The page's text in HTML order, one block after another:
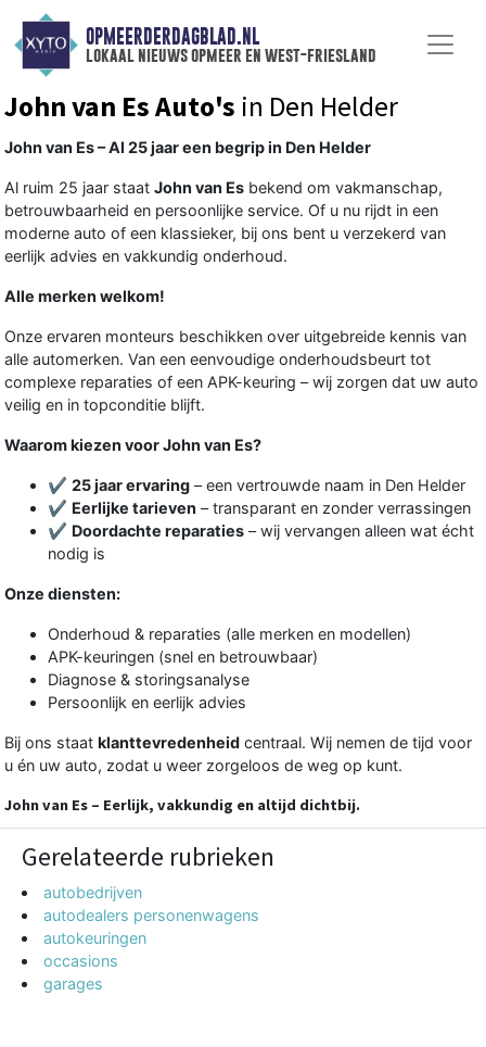
OPMEERDERDAGBLAD.NL
lokaal nieuws opmeer en west-friesland
John van Es Auto's in Den Helder
John van Es – Al 25 jaar een begrip in Den Helder
Al ruim 25 jaar staat John van Es bekend om vakmanschap,
betrouwbaarheid en persoonlijke service. Of u nu rijdt in een
moderne auto of een klassieker, bij ons bent u verzekerd van
eerlijk advies en vakkundig onderhoud.
Alle merken welkom!
Onze ervaren monteurs beschikken over uitgebreide kennis van
alle automerken. Van een eenvoudige onderhoudsbeurt tot
complexe reparaties of een APK-keuring – wij zorgen dat uw auto
veilig en in topconditie blijft.
Waarom kiezen voor John van Es?
✔ 25 jaar ervaring – een vertrouwde naam in Den Helder
✔ Eerlijke tarieven – transparant en zonder verrassingen
✔ Doordachte reparaties – wij vervangen alleen wat écht
nodig is
Onze diensten:
Onderhoud & reparaties (alle merken en modellen)
APK-keuringen (snel en betrouwbaar)
Diagnose & storingsanalyse
Persoonlijk en eerlijk advies
Bij ons staat klanttevredenheid centraal. Wij nemen de tijd voor
u én uw auto, zodat u weer zorgeloos de weg op kunt.
John van Es – Eerlijk, vakkundig en altijd dichtbij.
Gerelateerde rubrieken
autobedrijven
autodealers personenwagens
autokeuringen
occasions
garages